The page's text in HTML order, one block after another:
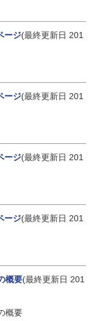
ージ(最終更新日 201
ージ(最終更新日 201
ージ(最終更新日 201
ージ(最終更新日 201
概要(最終更新日 201
概要